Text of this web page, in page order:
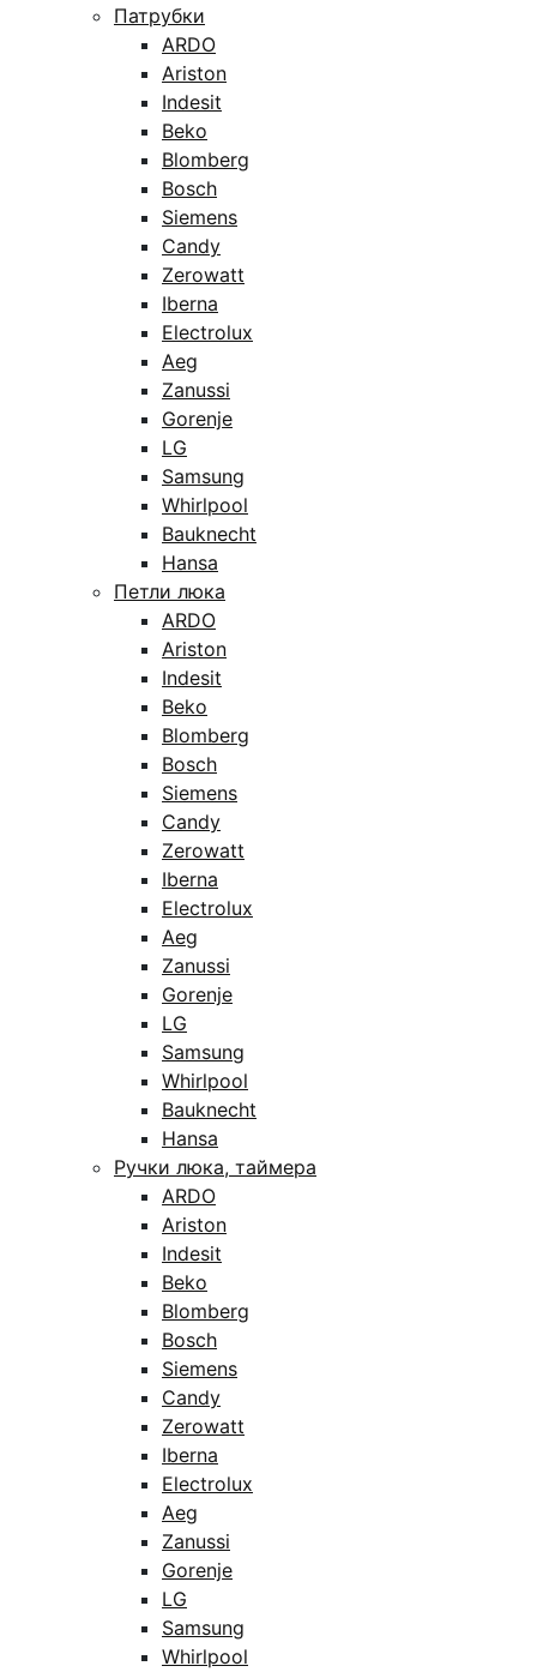
Патрубки
ARDO
Ariston
Indesit
Beko
Blomberg
Bosch
Siemens
Candy
Zerowatt
Iberna
Electrolux
Aeg
Zanussi
Gorenje
LG
Samsung
Whirlpool
Bauknecht
Hansa
Петли люка
ARDO
Ariston
Indesit
Beko
Blomberg
Bosch
Siemens
Candy
Zerowatt
Iberna
Electrolux
Aeg
Zanussi
Gorenje
LG
Samsung
Whirlpool
Bauknecht
Hansa
Ручки люка, таймера
ARDO
Ariston
Indesit
Beko
Blomberg
Bosch
Siemens
Candy
Zerowatt
Iberna
Electrolux
Aeg
Zanussi
Gorenje
LG
Samsung
Whirlpool